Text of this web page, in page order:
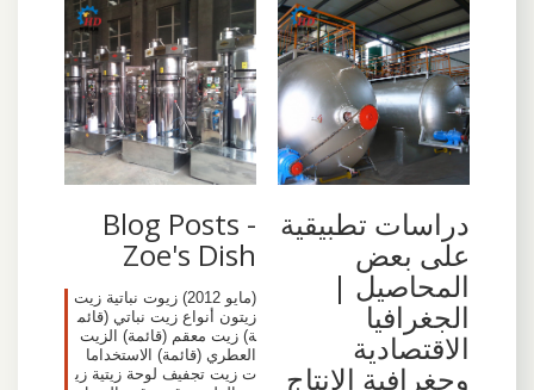
دراسات تطبيقية
على بعض
المحاصيل |
الجغرافيا
الاقتصادية
وجغرافية الإنتاج
Blog Posts -
Zoe's Dish
(مايو 2012) زيوت نباتية زيت
زيتون أنواع زيت نباتي (قائم
ة) زيت معقم (قائمة) الزيت
العطري (قائمة) الاستخداما
ت زيت تجفيف لوحة زيتية زي